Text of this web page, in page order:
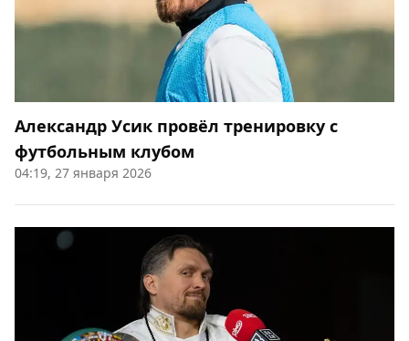
Александр Усик провёл тренировку с
футбольным клубом
04:19, 27 января 2026